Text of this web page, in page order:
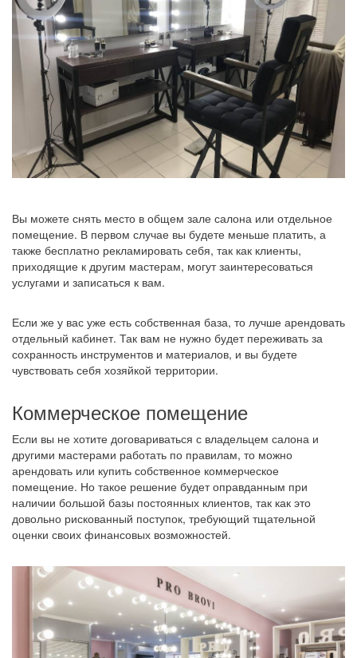
Вы можете снять место в общем зале салона или отдельное
помещение. В первом случае вы будете меньше платить, а
также бесплатно рекламировать себя, так как клиенты,
приходящие к другим мастерам, могут заинтересоваться
услугами и записаться к вам.
Если же у вас уже есть собственная база, то лучше арендовать
отдельный кабинет. Так вам не нужно будет переживать за
сохранность инструментов и материалов, и вы будете
чувствовать себя хозяйкой территории.
Коммерческое помещение
Если вы не хотите договариваться с владельцем салона и
другими мастерами работать по правилам, то можно
арендовать или купить собственное коммерческое
помещение. Но такое решение будет оправданным при
наличии большой базы постоянных клиентов, так как это
довольно рискованный поступок, требующий тщательной
оценки своих финансовых возможностей.